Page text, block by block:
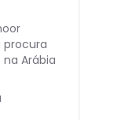
procura
na Arábia